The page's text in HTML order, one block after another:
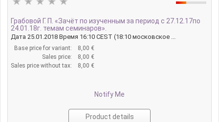
Грабовой Г. П. «Зачёт по изученным за период с 27.12.17по
24.01.18г. темам семинаров».
Дата 25.01.2018 Время 16:10 CEST (18:10 московское ...
Base price for variant:
8,00 €
Sales price:
8,00 €
Sales price without tax:
8,00 €
Notify Me
Product details